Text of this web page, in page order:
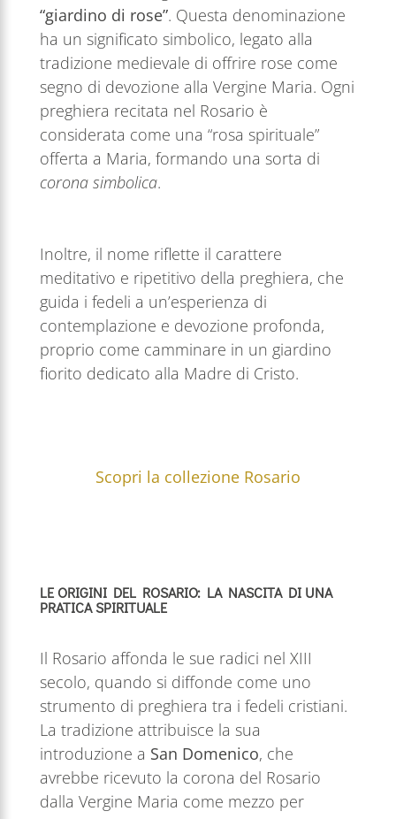
“giardino di rose”. Questa denominazione
ha un significato simbolico, legato alla
tradizione medievale di offrire rose come
segno di devozione alla Vergine Maria. Ogni
preghiera recitata nel Rosario è
considerata come una “rosa spirituale”
offerta a Maria, formando una sorta di
corona simbolica.
Inoltre, il nome riflette il carattere
meditativo e ripetitivo della preghiera, che
guida i fedeli a un’esperienza di
contemplazione e devozione profonda,
proprio come camminare in un giardino
fiorito dedicato alla Madre di Cristo.
Scopri la collezione Rosario
LE ORIGINI DEL ROSARIO: LA NASCITA DI UNA
PRATICA SPIRITUALE
Il Rosario affonda le sue radici nel XIII
secolo, quando si diffonde come uno
strumento di preghiera tra i fedeli cristiani.
La tradizione attribuisce la sua
introduzione a San Domenico, che
avrebbe ricevuto la corona del Rosario
dalla Vergine Maria come mezzo per